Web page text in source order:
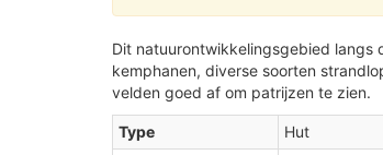
Dit natuurontwikkelingsgebied langs
kemphanen, diverse soorten
velden goed af om patrijzen te zien.
Type
Hut